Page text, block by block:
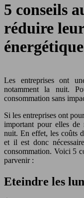
5 conseils
réduire
Les entreprises ont
notamment la nuit.
consommation sans
Si les entreprises ont
important pour elles de
nuit. En effet, les coûts
et il est donc
consommation. Voici 5
parvenir :
Eteindre les